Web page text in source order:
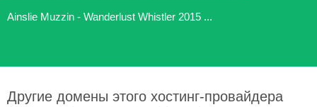
Ainslie Muzzin - Wanderlust Whistler 2015 ...
Другие домены этого хостинг-провайдера